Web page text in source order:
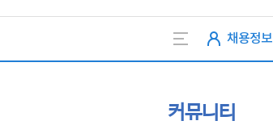
채용정보
커뮤니티